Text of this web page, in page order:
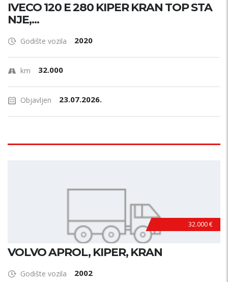
IVECO 120 E 280 KIPER KRAN TOP STA
NJE,...
Godište vozila 2020
km 32.000
Objavljen 23.07.2026.
32.000 €
VOLVO APROL, KIPER, KRAN
Godište vozila 2002